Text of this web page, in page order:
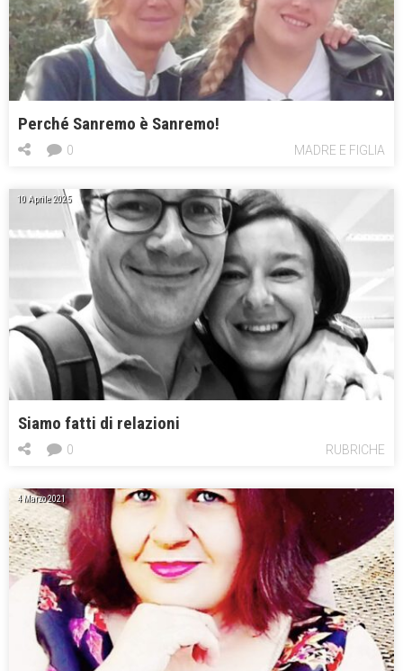
Perché Sanremo è Sanremo!
MADRE E FIGLIA
0
10 Aprile 2025
Siamo fatti di relazioni
RUBRICHE
0
4 Marzo 2021